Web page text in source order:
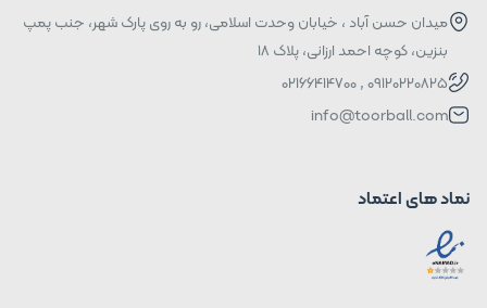
میدان حسن آباد ، خیابان وحدت اسلامی، رو به روی پارک شهر، جنب پمپ
بنزین، کوچه احمد ارزانی، پلاک ۱۸
09120220825 , 02166414700
info@toorball.com
نماد های اعتماد